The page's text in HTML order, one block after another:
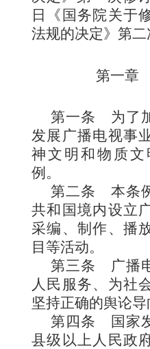
日《国务院关于
法规的决定》第
第一
第一条 为了
发展广播电视事
神文明和物质
例。
第二条 本条
共和国境内设立
采编、制作、播
目等活动。
第三条 广播
人民服务、为社
坚持正确的舆论导
第四条 国家
县级以上人民政